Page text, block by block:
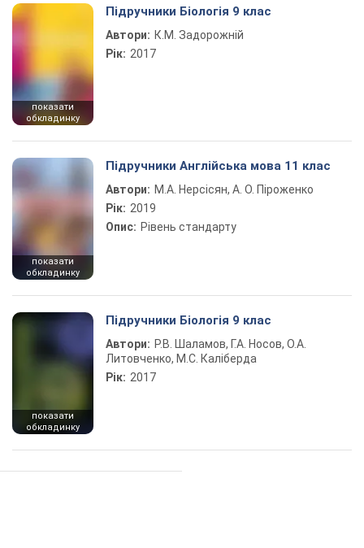
показати
обкладинку
Підручники Біологія 9 клас
Автори: К.М. Задорожній
Рік: 2017
показати
обкладинку
Підручники Англійська мова 11 клас
Автори: М.А. Нерсісян, А. О. Піроженко
Рік: 2019
Опис: Рівень стандарту
показати
обкладинку
Підручники Біологія 9 клас
Автори: Р.В. Шаламов, Г.А. Носов, О.А.
Литовченко, М.С. Каліберда
Рік: 2017